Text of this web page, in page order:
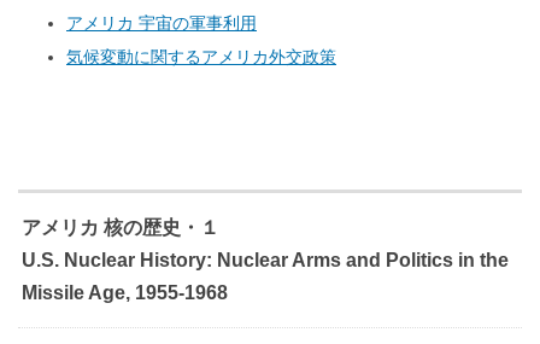
アメリカ 宇宙の軍事利用
気候変動に関するアメリカ外交政策
アメリカ 核の歴史・１
U.S. Nuclear History: Nuclear Arms and Politics in the
Missile Age, 1955-1968